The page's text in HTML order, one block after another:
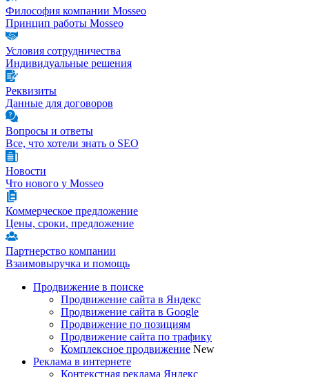
Философия компании Mosseo
Принцип работы Mosseo
Условия сотрудничества
Индивидуальные решения
Реквизиты
Данные для договоров
Вопросы и ответы
Все, что хотели знать о SEO
Новости
Что нового у Mosseo
Коммерческое предложение
Цены, сроки, предложение
Партнерство компании
Взаимовыручка и помощь
Продвижение в поиске
Продвижение сайта в Яндекс
Продвижение сайта в Google
Продвижение по позициям
Продвижение сайта по трафику
Комплексное продвижение New
Реклама в интернете
Контекстная реклама Яндекс